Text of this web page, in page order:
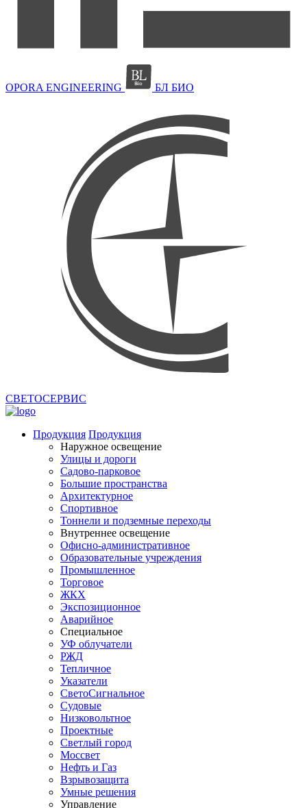
OPORA ENGINEERING БЛ БИО
СВЕТОСЕРВИС
Продукция Продукция
Наружное освещение
Улицы и дороги
Садово-парковое
Большие пространства
Архитектурное
Спортивное
Тоннели и подземные переходы
Внутреннее освещение
Офисно-административное
Образовательные учреждения
Промышленное
Торговое
ЖКХ
Экспозиционное
Аварийное
Специальное
УФ облучатели
РЖД
Тепличное
Указатели
СветоСигнальное
Судовые
Низковольтное
Проектные
Светлый город
Моссвет
Нефть и Газ
Взрывозащита
Умные решения
Управление